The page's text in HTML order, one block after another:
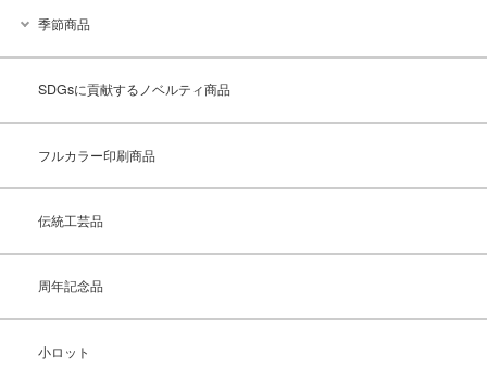
季節商品
SDGsに貢献するノベルティ商品
フルカラー印刷商品
伝統工芸品
周年記念品
小ロット